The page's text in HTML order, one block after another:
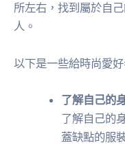
所左右，找到屬於自
人。
以下是一些給時尚愛
了解自己的
了解自己的
蓋缺點的服